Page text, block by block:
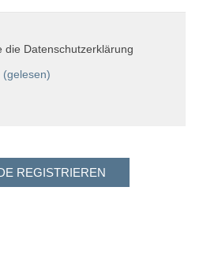
die Datenschutzerklärung
(gelesen)